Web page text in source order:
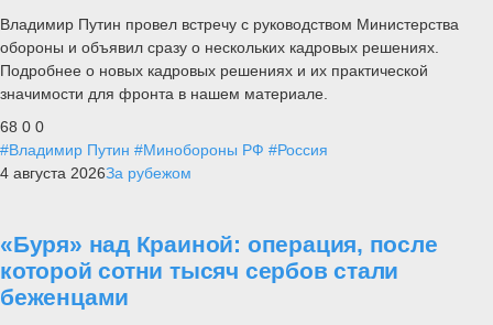
Владимир Путин провел встречу с руководством Министерства
обороны и объявил сразу о нескольких кадровых решениях.
Подробнее о новых кадровых решениях и их практической
значимости для фронта в нашем материале.
68 0 0
#Владимир Путин #Минобороны РФ #Россия
4 августа 2026За рубежом
«Буря» над Краиной: операция, после
которой сотни тысяч сербов стали
беженцами